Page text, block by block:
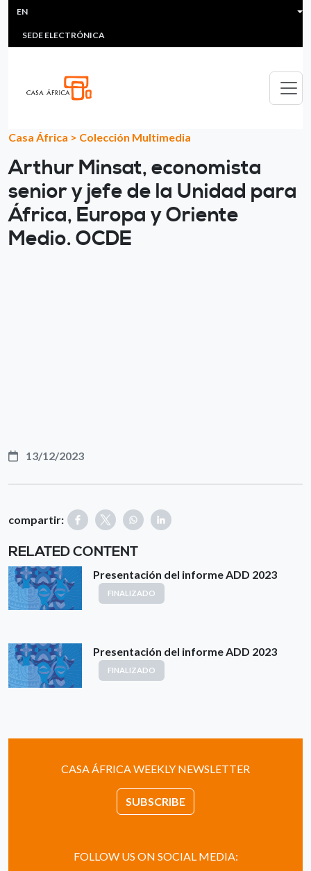
Skip to main content
HEADER MENU
MULTIMEDIA
SEDE ELECTRÓNICA
EN
Casa África > Colección Multimedia
Arthur Minsat, economista
senior y jefe de la Unidad para
África, Europa y Oriente
Medio. OCDE
13/12/2023
compartir:
RELATED CONTENT
Presentación del informe ADD 2023
FINALIZADO
Presentación del informe ADD 2023
FINALIZADO
CASA ÁFRICA WEEKLY NEWSLETTER
SUBSCRIBE
FOLLOW US ON SOCIAL MEDIA: